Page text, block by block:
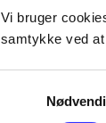
Vi bruger
samtykke ved